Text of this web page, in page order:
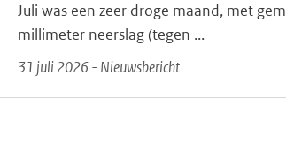
Juli was een zeer droge maand, met
millimeter neerslag (tegen ...
31 juli 2026 - Nieuwsbericht